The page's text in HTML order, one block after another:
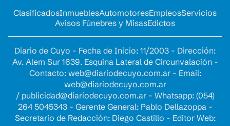
ClasificadosInmueblesAutomotoresEmpleosServicios
Avisos Fúnebres y MisasEdictos
Diario de Cuyo - Fecha de Inicio: 11/2003 - Dirección:
Av. Alem Sur 1639. Esquina Lateral de Circunvalación -
Contacto: web@diariodecuyo.com.ar- Email:
web@diariodecuyo.com.ar
/ publicidad@diariodecuyo.com.ar- Whatsapp: (054)
264 5045343 - Gerente General: Pablo Dellazoppa -
Secretario de Redacción: Diego Castillo - Editor Web: